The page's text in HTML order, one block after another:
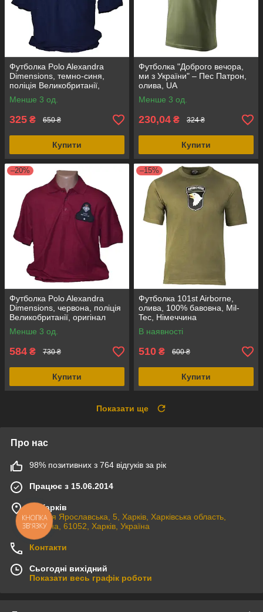
Футболка Polo Alexandra
Dimensions, темно-синя,
поліція Великобританії,
оригінал
Менше 3 од.
325 ₴ 650 ₴
Купити
Футболка "Доброго вечора,
ми з України" – Пес Патрон,
олива, UA
Менше 3 од.
230,04 ₴ 324 ₴
Купити
–20%
Футболка Polo Alexandra
Dimensions, червона, поліція
Великобританії, оригінал
Менше 3 од.
584 ₴ 730 ₴
Купити
–15%
Футболка 101st Airborne,
олива, 100% бавовна, Mil-
Tec, Німеччина
В наявності
510 ₴ 600 ₴
Купити
Показати ще
Про нас
98% позитивних з 764 відгуків за рік
Працює з 15.06.2014
м. Харків
вулиця Ярославська, 5, Харків, Харківська область,
Україна, 61052, Харків, Україна
Контакти
Сьогодні вихідний
Показати весь графік роботи
КНОПКА
ЗВ'ЯЗКУ